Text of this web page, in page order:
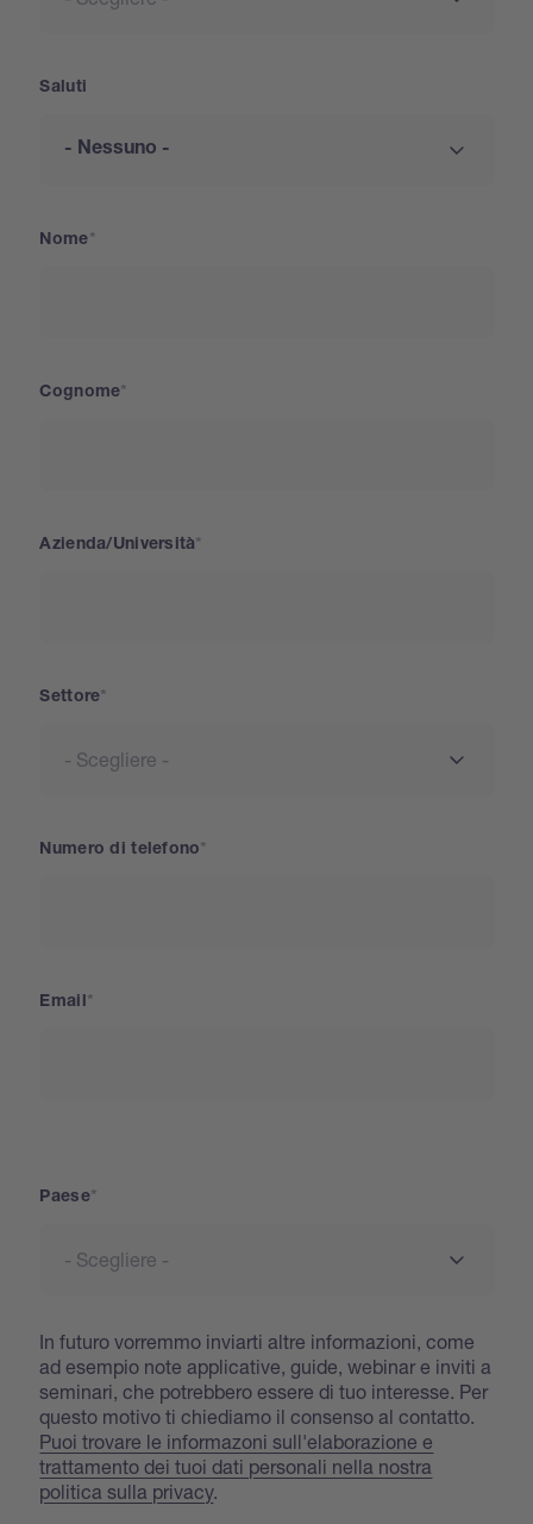
Saluti
Nome
Cognome
Azienda/Università
Settore
Numero di telefono
Email
Paese
In futuro vorremmo inviarti altre informazioni, come
ad esempio note applicative, guide, webinar e inviti a
seminari, che potrebbero essere di tuo interesse. Per
questo motivo ti chiediamo il consenso al contatto.
Puoi trovare le informazoni sull'elaborazione e
trattamento dei tuoi dati personali nella nostra
politica sulla privacy.